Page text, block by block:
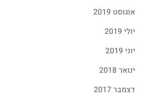
אוגוסט 2019
יולי 2019
יוני 2019
ינואר 2018
דצמבר 2017